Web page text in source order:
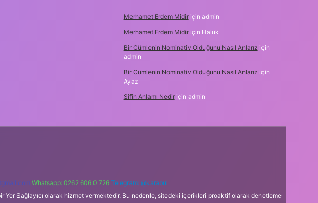
Merhamet Erdem Midiriçin admin
Merhamet Erdem Midiriçin Haluk
Bir Cümlenin Nominativ Olduğunu Nasıl Anlarız için
admin
Bir Cümlenin Nominativ Olduğunu Nasıl Anlarız için
Ayaz
Sifin Anlamı Nediriçin admin
Whatsapp: 0262 606 0 726 Telegram: @karabul
Yer Sağlayıcı olarak hizmet vermektedir. Bu nedenle, sitedeki içerikleri proaktif olarak denetleme